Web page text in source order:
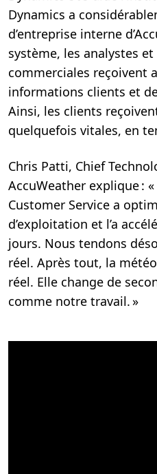
Dynamics a
d’entreprise interne
système, les analystes
commerciales reçoivent
informations clients et
Ainsi, les clients
quelquefois vitales, en
Chris Patti, Chief
AccuWeather explique :
Customer Service a
d’exploitation et l’a
jours. Nous tendons
réel. Après tout, la
réel. Elle change de
comme notre travail. »